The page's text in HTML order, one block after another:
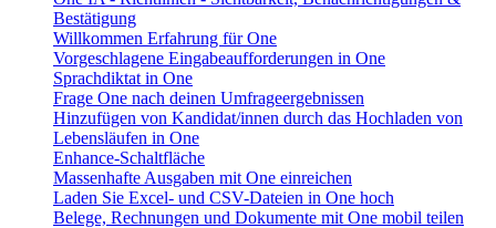
Bestätigung
Willkommen Erfahrung für One
Vorgeschlagene Eingabeaufforderungen in One
Sprachdiktat in One
Frage One nach deinen Umfrageergebnissen
Hinzufügen von Kandidat/innen durch das Hochladen von
Lebensläufen in One
Enhance-Schaltfläche
Massenhafte Ausgaben mit One einreichen
Laden Sie Excel- und CSV-Dateien in One hoch
Belege, Rechnungen und Dokumente mit One mobil teilen